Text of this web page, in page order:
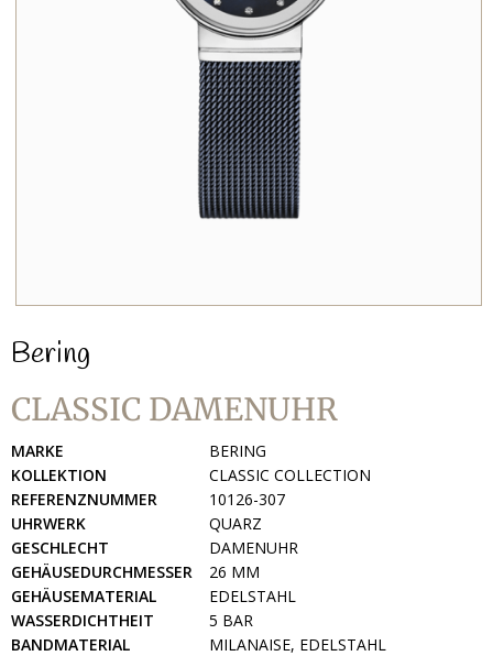
Bering
CLASSIC DAMENUHR
MARKE
BERING
KOLLEKTION
CLASSIC COLLECTION
REFERENZNUMMER
10126-307
UHRWERK
QUARZ
GESCHLECHT
DAMENUHR
GEHÄUSEDURCHMESSER
26 MM
GEHÄUSEMATERIAL
EDELSTAHL
WASSERDICHTHEIT
5 BAR
BANDMATERIAL
MILANAISE, EDELSTAHL